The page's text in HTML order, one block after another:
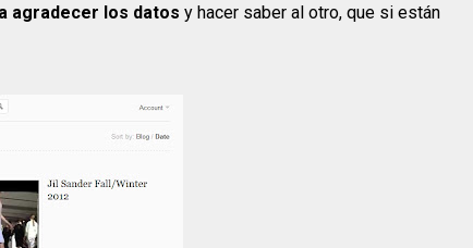
agradecer los datos y hacer saber al otro, que si están